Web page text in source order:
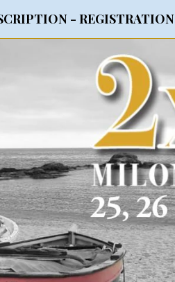
- REGISTRATION